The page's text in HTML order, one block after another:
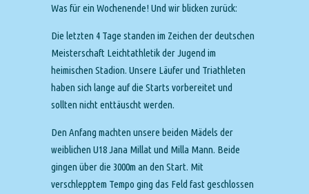
Was für ein Wochenende! Und wir blicken zurück:
Die letzten 4 Tage standen im Zeichen der deutschen
Meisterschaft Leichtathletik der Jugend im
heimischen Stadion. Unsere Läufer und Triathleten
haben sich lange auf die Starts vorbereitet und
sollten nicht enttäuscht werden.
Den Anfang machten unsere beiden Mädels der
weiblichen U18 Jana Millat und Milla Mann. Beide
gingen über die 3000m an den Start. Mit
verschlepptem Tempo ging das Feld fast geschlossen